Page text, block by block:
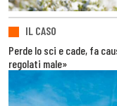
IL CASO
Perde lo sci e cade, fa
regolati male»